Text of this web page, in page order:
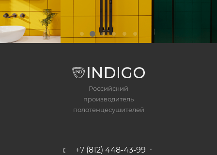
Российский
производитель
полотенцесушителей
+7 (812) 448-43-99